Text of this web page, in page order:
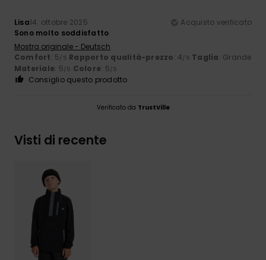
Lisa14. ottobre 2025
Acquisto verificato
Sono molto soddisfatto
Mostra originale - Deutsch
Comfort: 5/5 Rapporto qualità-prezzo: 4/5 Taglia: Grande
Materiale: 5/5 Colore: 5/5
Consiglio questo prodotto
Verificato da TrustVille
Visti di recente